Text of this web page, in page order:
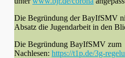
Die Begründung der BayIfSMV
Absatz die Jugendarbeit in den
Die Begründung BayIfSMV zum
Nachlesen: https://t1p.de/3g-